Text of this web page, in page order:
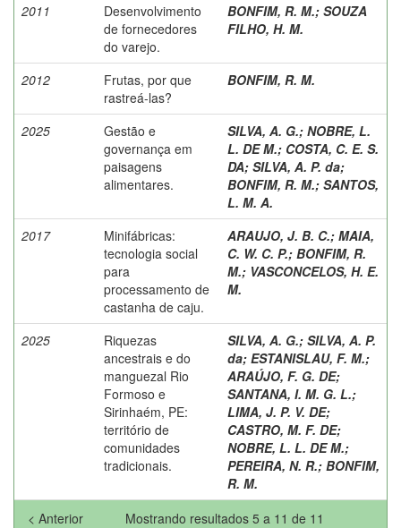
2011
Desenvolvimento
de fornecedores
do varejo.
BONFIM, R. M.; SOUZA
FILHO, H. M.
2012
Frutas, por que
rastreá-las?
BONFIM, R. M.
2025
Gestão e
governança em
paisagens
alimentares.
SILVA, A. G.; NOBRE, L.
L. DE M.; COSTA, C. E. S.
DA; SILVA, A. P. da;
BONFIM, R. M.; SANTOS,
L. M. A.
2017
Minifábricas:
tecnologia social
para
processamento de
castanha de caju.
ARAUJO, J. B. C.; MAIA,
C. W. C. P.; BONFIM, R.
M.; VASCONCELOS, H. E.
M.
2025
Riquezas
ancestrais e do
manguezal Rio
Formoso e
Sirinhaém, PE:
território de
comunidades
tradicionais.
SILVA, A. G.; SILVA, A. P.
da; ESTANISLAU, F. M.;
ARAÚJO, F. G. DE;
SANTANA, I. M. G. L.;
LIMA, J. P. V. DE;
CASTRO, M. F. DE;
NOBRE, L. L. DE M.;
PEREIRA, N. R.; BONFIM,
R. M.
Mostrando resultados 5 a 11 de 11
< Anterior